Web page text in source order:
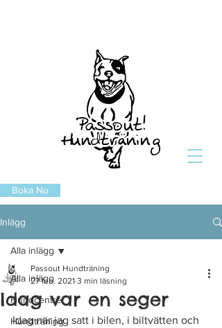
Boka Nu
Inlägg
Alla inlägg
Hundcentret
Hundträning
Alla inlägg
Idag var en seger
Passout Hundträning
27 feb. 2021 3 min läsning
Idag när jag satt i bilen, i biltvätten och